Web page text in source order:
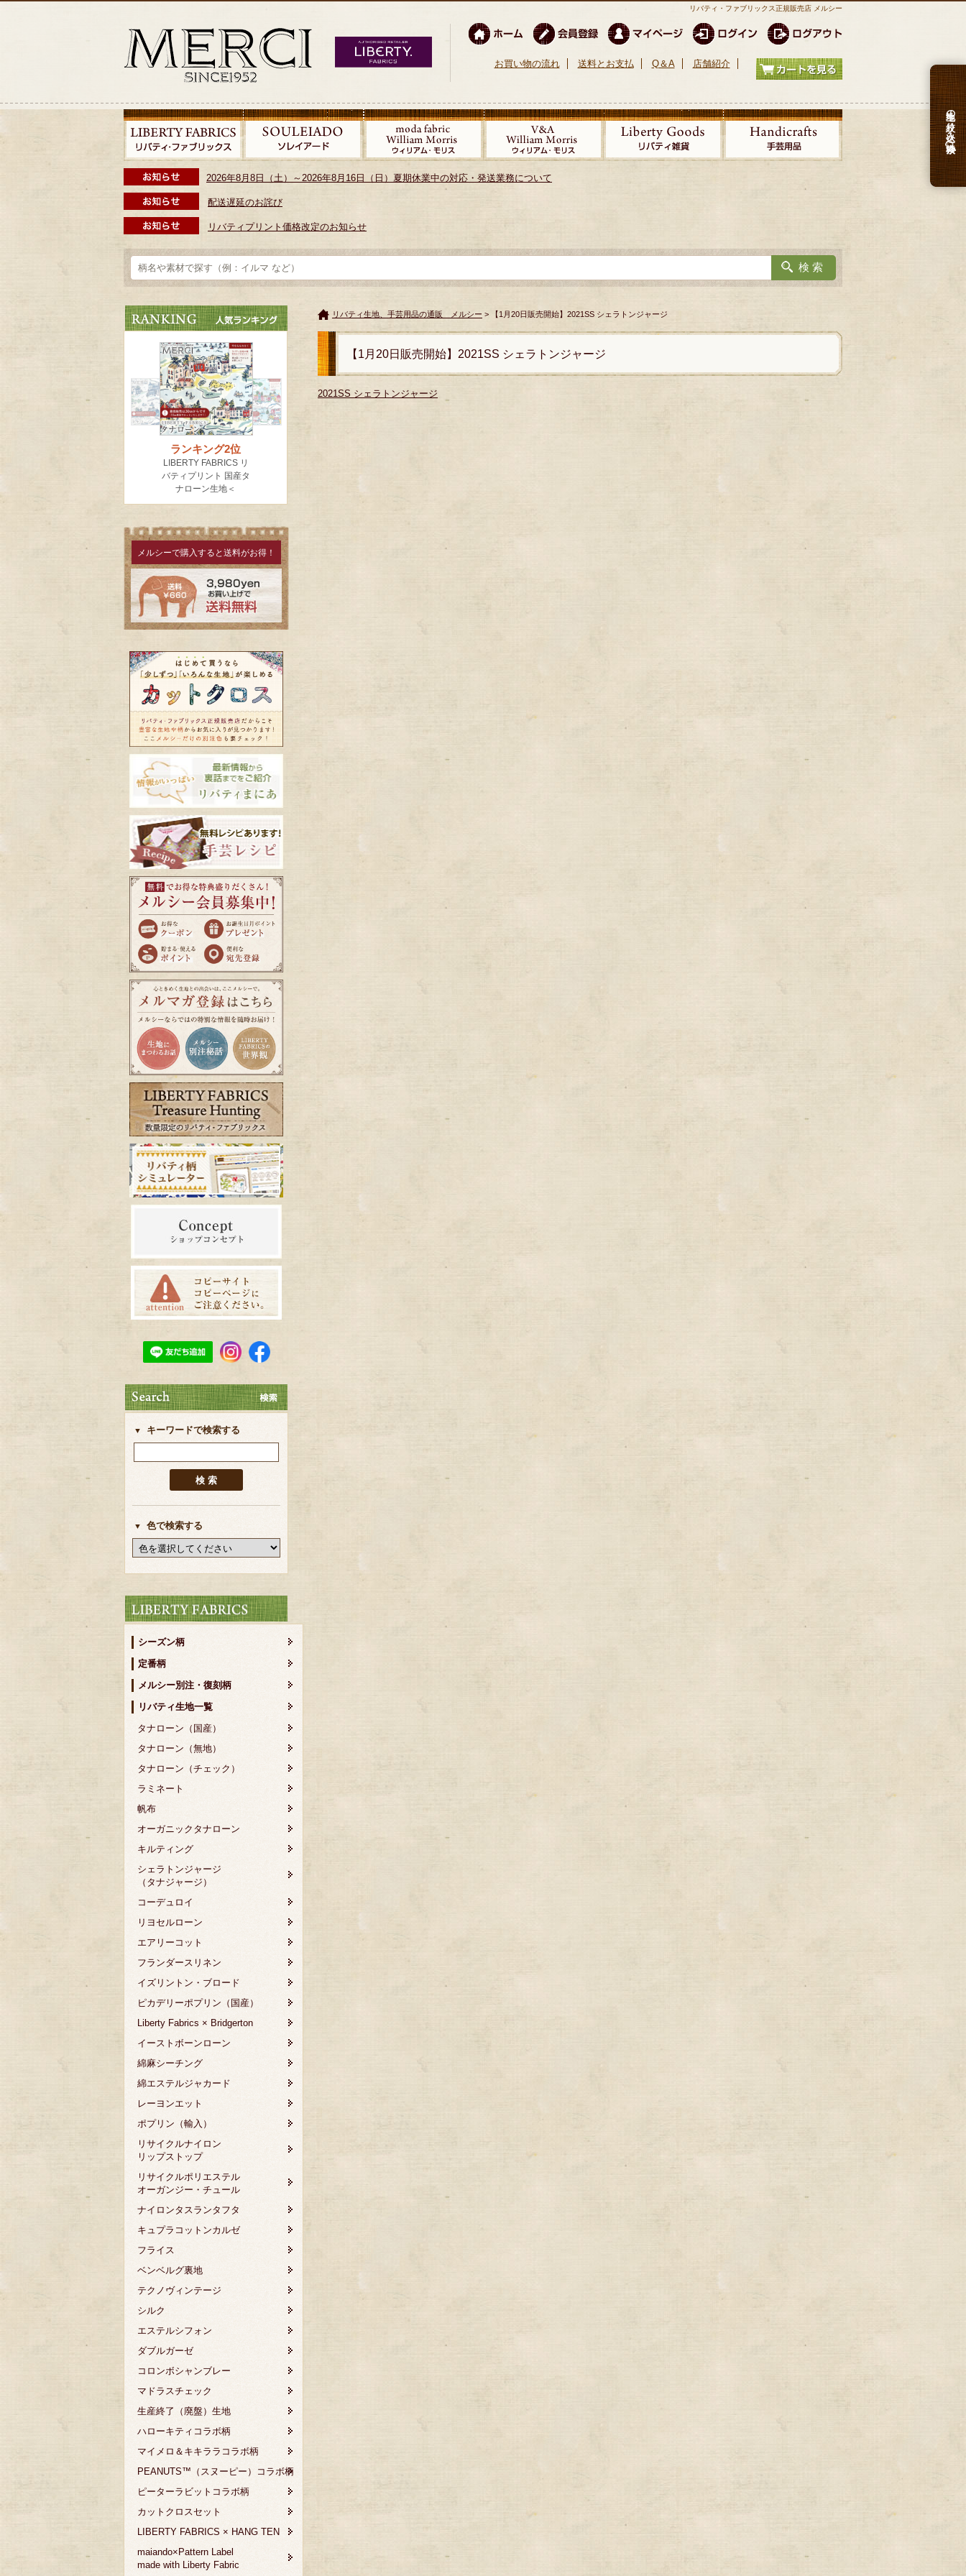
リバティ・ファブリックス正規販売店 メルシー
お買い物の流れ 送料とお支払 Q＆A 店舗紹介
2026年8月8日（土）～2026年8月16日（日）夏期休業中の対応・発送業務について
配送遅延のお詫び
リバティプリント価格改定のお知らせ
生地の絞り込み検索
メルシーで購入すると送料がお得！
キーワードで検索する
色で検索する
シーズン柄
定番柄
メルシー別注・復刻柄
リバティ生地一覧
タナローン（国産）
タナローン（無地）
タナローン（チェック）
ラミネート
帆布
オーガニックタナローン
キルティング
シェラトンジャージ
（タナジャージ）
コーデュロイ
リヨセルローン
エアリーコット
フランダースリネン
イズリントン・ブロード
ピカデリーポプリン（国産）
Liberty Fabrics × Bridgerton
イーストボーンローン
綿麻シーチング
綿エステルジャカード
レーヨンエット
ポプリン（輸入）
リサイクルナイロン
リップストップ
リサイクルポリエステル
オーガンジー・チュール
ナイロンタスランタフタ
キュプラコットンカルゼ
フライス
ベンベルグ裏地
テクノヴィンテージ
シルク
エステルシフォン
ダブルガーゼ
コロンボシャンブレー
マドラスチェック
生産終了（廃盤）生地
ハローキティコラボ柄
マイメロ＆キキララコラボ柄
PEANUTS™（スヌーピー）コラボ柄
ピーターラビットコラボ柄
カットクロスセット
LIBERTY FABRICS × HANG TEN
maiando×Pattern Label
made with Liberty Fabric
リバティ生地、手芸用品の通販 メルシー > 【1月20日販売開始】2021SS シェラトンジャージ
【1月20日販売開始】2021SS シェラトンジャージ
2021SS シェラトンジャージ